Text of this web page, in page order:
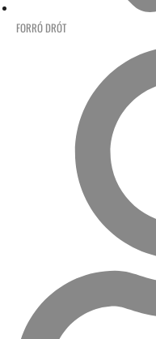
FORRÓ DRÓT